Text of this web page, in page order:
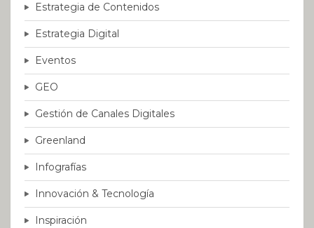
Estrategia de Contenidos
Estrategia Digital
Eventos
GEO
Gestión de Canales Digitales
Greenland
Infografías
Innovación & Tecnología
Inspiración